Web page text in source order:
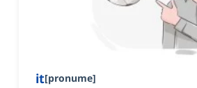
it[pronume]